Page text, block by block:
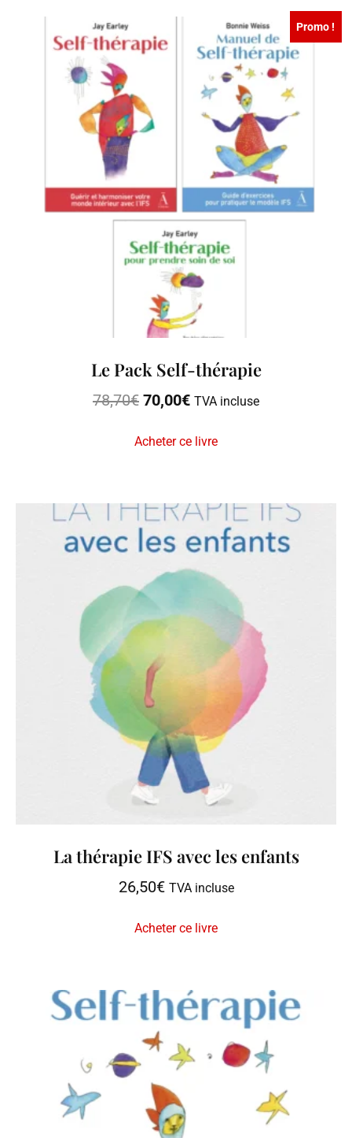
Promo !
Le Pack Self-thérapie
78,70€ 70,00€ TVA incluse
Acheter ce livre
La thérapie IFS avec les enfants
26,50€ TVA incluse
Acheter ce livre